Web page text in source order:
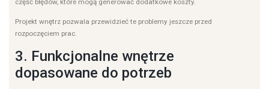
część błędów, które mogą generować dodatkowe koszty.
Projekt wnętrz pozwala przewidzieć te problemy jeszcze przed
rozpoczęciem prac.
3. Funkcjonalne wnętrze
dopasowane do potrzeb